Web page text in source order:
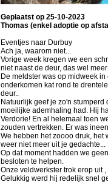
Geplaatst op 25-10-2023
Thomas (enkel adoptie op
Eventjes naar Durbuy
Ach ja, waarom niet...
Vorige week kregen we een
niet naast de deur, das wel
De meldster was op midweek
onderkomen kat rond te
deur..
Natuurlijk geef je zo'n
moeilijke ademhaling had. Hij
Verdorie! En al helemaal toen
zouden vertrekken. Er was
We hebben het zoooo druk, het
weer niet meer uit je
Op dat moment hadden we
besloten te helpen.
Onze veldwerkster trok erop uit
Gelukkig werd hij redelijk snel